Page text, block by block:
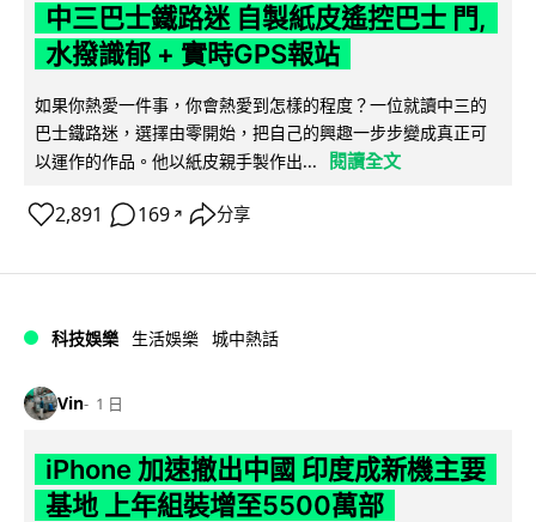
中三巴士鐵路迷 自製紙皮遙控巴士 門,
水撥識郁 + 實時GPS報站
如果你熱愛一件事，你會熱愛到怎樣的程度？一位就讀中三的
巴士鐵路迷，選擇由零開始，把自己的興趣一步步變成真正可
以運作的作品。他以紙皮親手製作出...
閱讀全文
2,891 169 ↗ 分享
科技娛樂 生活娛樂 城中熱話
Vin 1 日
iPhone 加速撤出中國 印度成新機主要
基地 上年組裝增至5500萬部